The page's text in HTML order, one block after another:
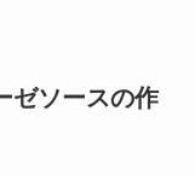
ゼソースの作